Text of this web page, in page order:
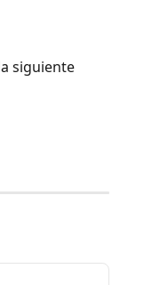
siguiente